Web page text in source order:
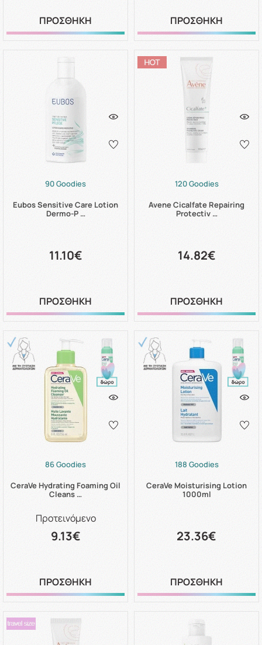
ΠΡΟΣΘΗΚΗ ΠΡΟΣΘΗΚΗ
90 Goodies
Eubos Sensitive Care Lotion
Dermo-P …
11.10€
ΠΡΟΣΘΗΚΗ
120 Goodies
Avene Cicalfate Repairing
Protectiv …
14.82€
ΠΡΟΣΘΗΚΗ
86 Goodies
CeraVe Hydrating Foaming Oil
Cleans …
Προτεινόμενο
9.13€
ΠΡΟΣΘΗΚΗ
188 Goodies
CeraVe Moisturising Lotion
1000ml
23.36€
ΠΡΟΣΘΗΚΗ